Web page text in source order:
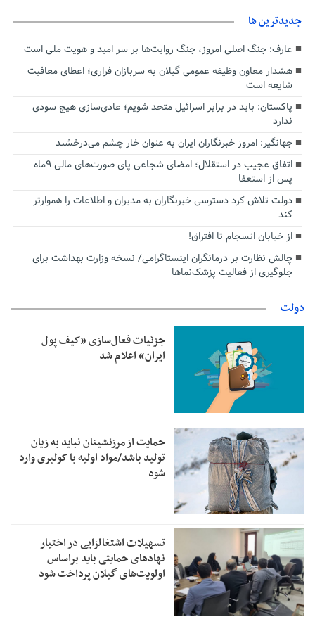
جديدترين ها
عارف: جنگ اصلی امروز، جنگ روایت‌ها بر سر امید و هویت ملی است
هشدار معاون وظیفه عمومی گیلان به سربازان فراری؛ اعطای معافیت
شایعه است
پاکستان: باید در برابر اسرائیل متحد شویم؛ عادی‌سازی هیچ سودی
ندارد
جهانگیر: امروز خبرنگاران ایران به عنوان خار چشم می‌درخشند
اتفاق عجیب در استقلال؛ امضای شجاعی پای صورت‌های مالی ٩ماه
پس از استعفا
دولت تلاش کرد دسترسی خبرنگاران به مدیران و اطلاعات را هموارتر
کند
از خیابان انسجام تا افتراق!
چالش نظارت بر درمانگران اینستاگرامی/ نسخه وزارت بهداشت برای
جلوگیری از فعالیت پزشک‌نماها
دولت
جزئیات فعال‌سازی «کیف پول
ایران» اعلام شد
حمایت از مرزنشینان نباید به زیان
تولید باشد/مواد اولیه با کولبری وارد
شود
تسهیلات اشتغالزایی در اختیار
نهادهای حمایتی باید براساس
اولویت‌های گیلان پرداخت شود